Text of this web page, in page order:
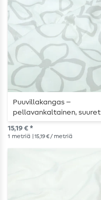
Puuvillakangas –
pellavankaltainen, suuret
kukat, valkoinen ja
harmaa
15,19 € *
1 metriä | 15,19 € / metriä